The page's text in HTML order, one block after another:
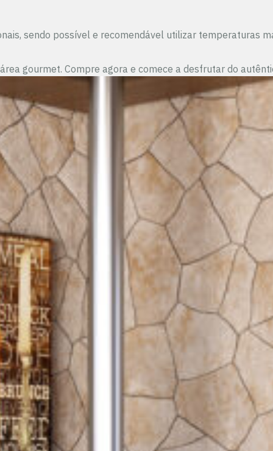
sendo possível e recomendável utilizar temperaturas
gourmet. Compre agora e comece a desfrutar do